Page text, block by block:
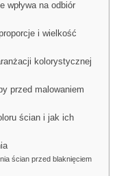
wpływa na odbiór
i wielkość
kolorystycznej
przed malowaniem
ścian i jak ich
ścian przed blaknięciem